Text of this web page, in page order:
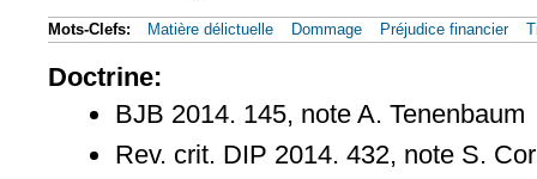
Mots-Clefs: Matière délictuelle Dommage Préjudice financier
Doctrine:
BJB 2014. 145, note A. Tenenbaum
Rev. crit. DIP 2014. 432, note S.